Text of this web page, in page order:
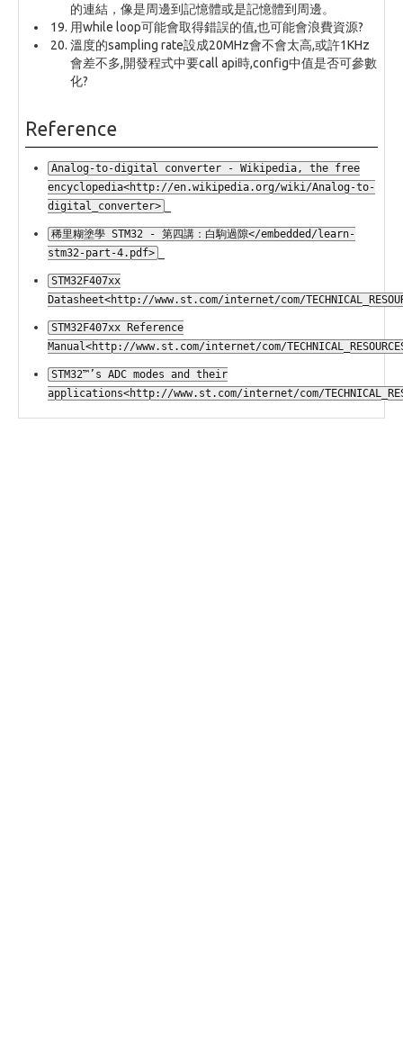
的連結，像是周邊到記憶體或是記憶體到周邊。
用while loop可能會取得錯誤的值,也可能會浪費資源?
溫度的sampling rate設成20MHz會不會太高,或許1KHz
會差不多,開發程式中要call api時,config中值是否可參數
化?
Reference
Analog-to-digital converter - Wikipedia, the free
encyclopedia<http://en.wikipedia.org/wiki/Analog-to-
digital_converter>
稀里糊塗學 STM32 - 第四講：白駒過隙</embedded/learn-
stm32-part-4.pdf>
STM32F407xx
Datasheet<http://www.st.com/internet/com/
STM32F407xx Reference
Manual<http://www.st.com/internet/com/TECHNICAL_RESOURCES/
STM32™’s ADC modes and their
applications<http://www.st.com/internet/com/